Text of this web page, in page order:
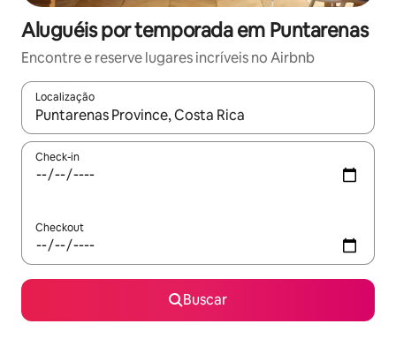
Aluguéis por temporada em Puntarenas
Encontre e reserve lugares incríveis no Airbnb
Localização
Quando os resultados estiverem disponíveis, explore-os
Check-in
Checkout
Buscar